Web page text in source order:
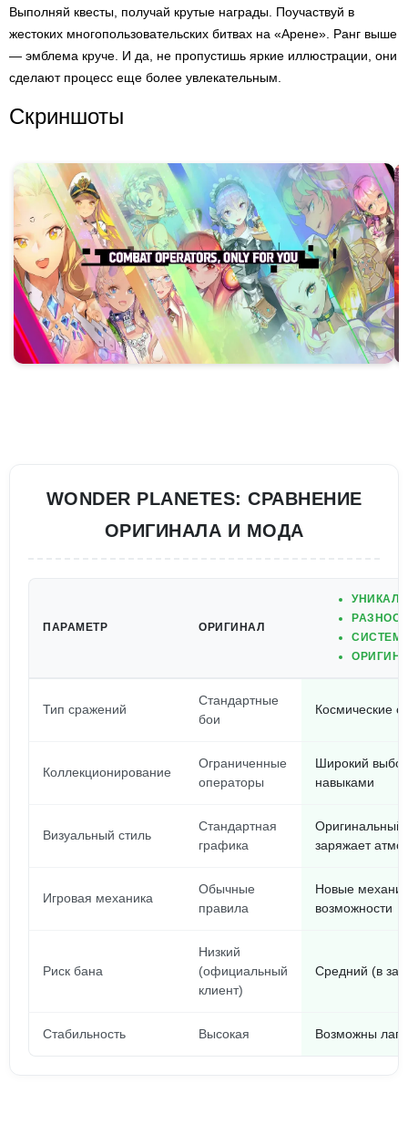
Выполняй квесты, получай крутые награды. Поучаствуй в
жестоких многопользовательских битвах на «Арене». Ранг выше
— эмблема круче. И да, не пропустишь яркие иллюстрации, они
сделают процесс еще более увлекательным.
Скриншоты
WONDER PLANETES: СРАВНЕНИЕ
ОРИГИНАЛА И МОДА
ПАРАМЕТР ОРИГИНАЛ
Тип сражений
Стандартные
бои
Космические
Коллекционирование
Ограниченные
операторы
Широкий
навыками
Визуальный стиль
Стандартная
графика
Оригинальный
заряжает
Игровая механика
Обычные
правила
Новые
возможности
Риск бана
Низкий
(официальный
клиент)
Средний (в
Стабильность Высокая Возможны